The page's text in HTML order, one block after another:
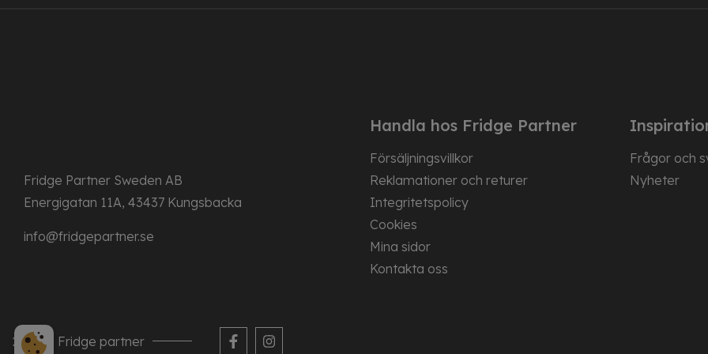
Fridge Partner Sweden AB
Energigatan 11A, 43437 Kungsbacka
info@fridgepartner.se
Handla hos Fridge Partner
Försäljningsvillkor
Reklamationer och returer
Integritetspolicy
Cookies
Mina sidor
Kontakta oss
Frågor och
Nyheter
2026 © Fridge partner